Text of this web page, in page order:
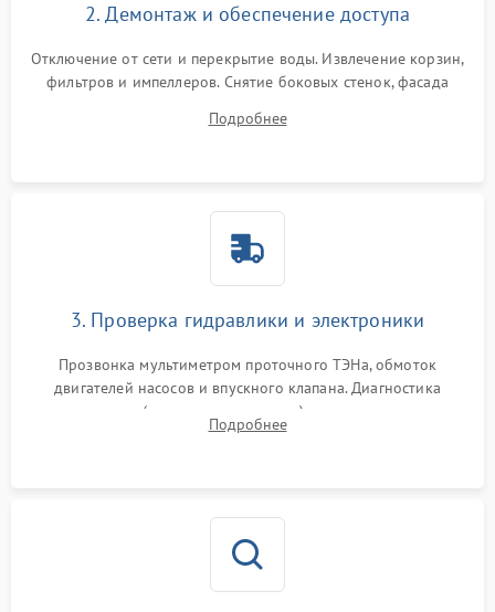
2. Демонтаж и обеспечение доступа
Отключение от сети и перекрытие воды. Извлечение корзин,
фильтров и импеллеров. Снятие боковых стенок, фасада
циркуляционному насосу, ТЭНу и сливной помпе.
Подробнее
3. Проверка гидравлики и электроники
Прозвонка мультиметром проточного ТЭНа, обмоток
двигателей насосов и впускного клапана. Диагностика
прессостата (датчика уровня воды), датчика мутности,
концевика дверцы и электронного модуля управления.
Подробнее